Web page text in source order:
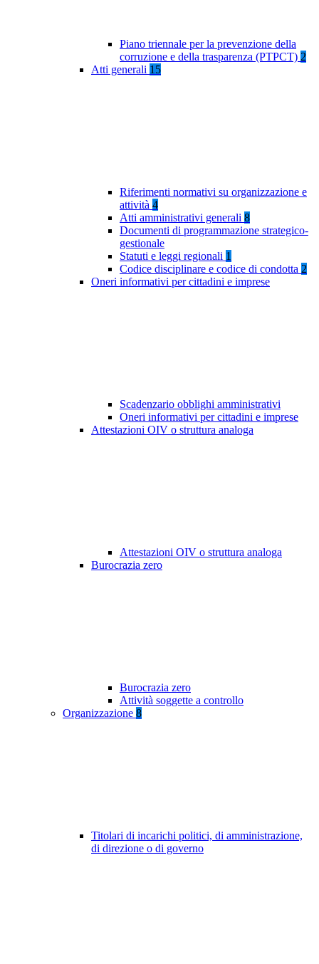
Piano triennale per la prevenzione della
corruzione e della trasparenza (PTPCT) 2
Atti generali 15
Riferimenti normativi su organizzazione e
attività 4
Atti amministrativi generali 8
Documenti di programmazione strategico-
gestionale
Statuti e leggi regionali 1
Codice disciplinare e codice di condotta 2
Oneri informativi per cittadini e imprese
Scadenzario obblighi amministrativi
Oneri informativi per cittadini e imprese
Attestazioni OIV o struttura analoga
Attestazioni OIV o struttura analoga
Burocrazia zero
Burocrazia zero
Attività soggette a controllo
Organizzazione 8
Titolari di incarichi politici, di amministrazione,
di direzione o di governo